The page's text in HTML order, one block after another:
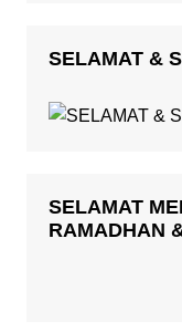
SELAMAT &
SELAMAT
RAMADHAN